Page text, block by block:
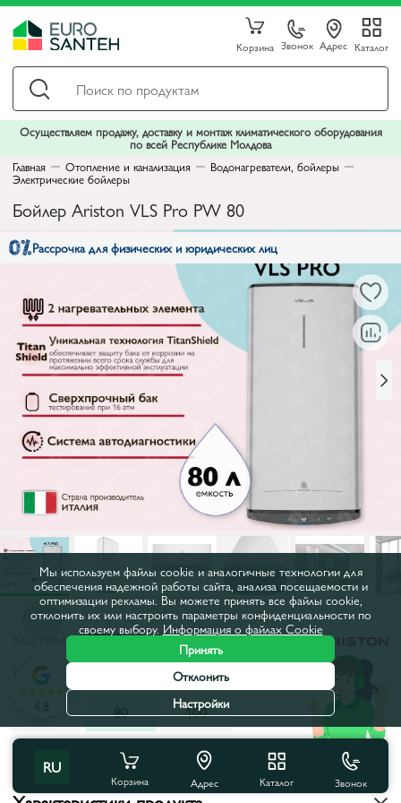
Корзина Звонок Адрес Каталог
Осуществляем продажу, доставку и монтаж климатического оборудования
по всей Республике Молдова
Главная
Отопление и канализация Водонагреватели, бойлеры
Электрические бойлеры
Бойлер Ariston VLS Pro PW 80
Рассрочка для физических и юридических лиц
Код товара:17278
Емкость, л:
50
80
100
Все характеристики
RU
Корзина Адрес Каталог Звонок
4.8
Мы используем файлы cookie и аналогичные технологии для
обеспечения надежной работы сайта, анализа посещаемости и
оптимизации рекламы. Вы можете принять все файлы cookie,
отклонить их или настроить параметры конфиденциальности по
своему выбору. Информация о файлах Cookie
Принять
Отклонить
Настройки